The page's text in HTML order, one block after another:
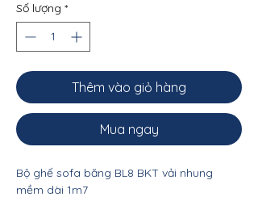
Số lượng *
Thêm vào giỏ hàng
Mua ngay
Bộ ghế sofa băng BL8 BKT vải nhung
mềm dài 1m7